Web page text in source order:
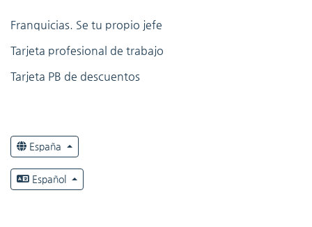
Franquicias. Se tu propio jefe
Tarjeta profesional de trabajo
Tarjeta PB de descuentos
España
Español